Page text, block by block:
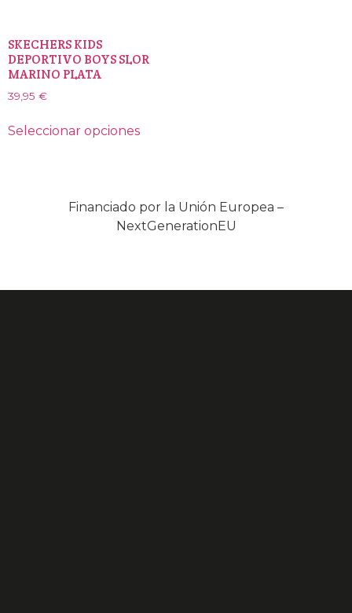
SKECHERS KIDS
DEPORTIVO BOYS SLOR
MARINO PLATA
39,95 €
Seleccionar opciones
Financiado por la Unión Europea –
NextGenerationEU